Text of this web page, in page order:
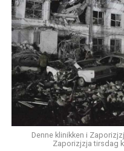
Denne klinikken i
Zaporizjzja tirsdag